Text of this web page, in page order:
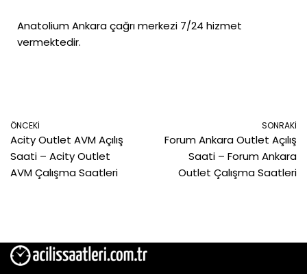
Anatolium Ankara çağrı merkezi 7/24 hizmet
vermektedir.
ÖNCEKI
Acity Outlet AVM Açılış
Saati – Acity Outlet
AVM Çalışma Saatleri
SONRAKI
Forum Ankara Outlet Açılış
Saati – Forum Ankara
Outlet Çalışma Saatleri